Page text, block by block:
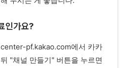
인가요?
pf.kakao.com에서 카카
"채널 만들기" 버튼을 누르면